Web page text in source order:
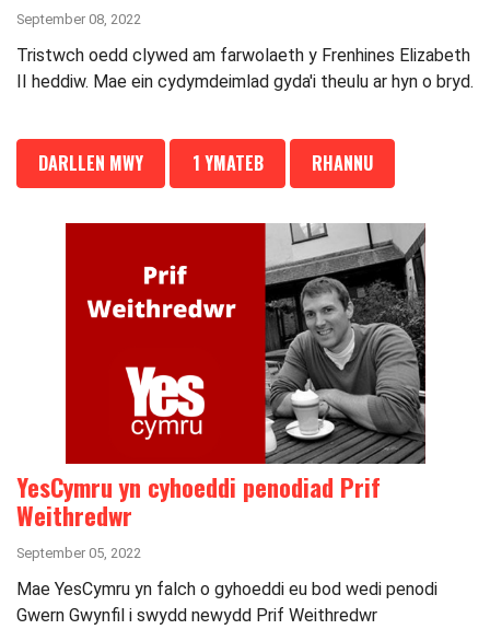
September 08, 2022
Tristwch oedd clywed am farwolaeth y Frenhines Elizabeth
II heddiw. Mae ein cydymdeimlad gyda'i theulu ar hyn o bryd.
DARLLEN MWY 1 YMATEB RHANNU
YesCymru yn cyhoeddi penodiad Prif
Weithredwr
September 05, 2022
Mae YesCymru yn falch o gyhoeddi eu bod wedi penodi
Gwern Gwynfil i swydd newydd Prif Weithredwr